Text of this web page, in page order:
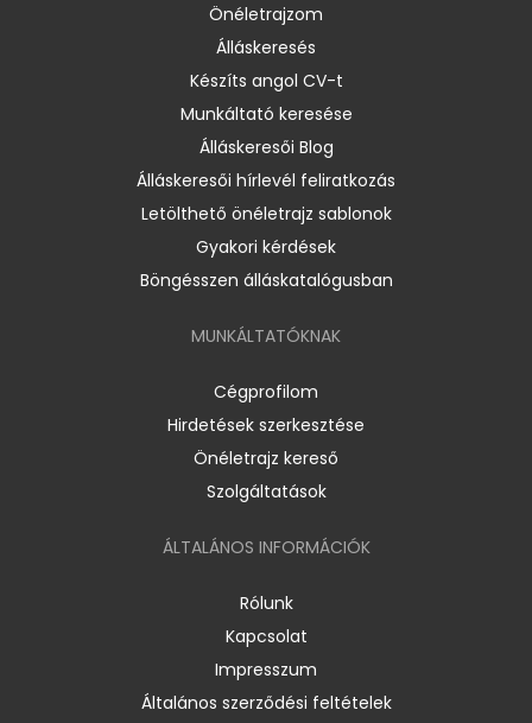
Önéletrajzom
Álláskeresés
Készíts angol CV-t
Munkáltató keresése
Álláskeresői Blog
Álláskeresői hírlevél feliratkozás
Letölthető önéletrajz sablonok
Gyakori kérdések
Böngésszen álláskatalógusban
MUNKÁLTATÓKNAK
Cégprofilom
Hirdetések szerkesztése
Önéletrajz kereső
Szolgáltatások
ÁLTALÁNOS INFORMÁCIÓK
Rólunk
Kapcsolat
Impresszum
Általános szerződési feltételek